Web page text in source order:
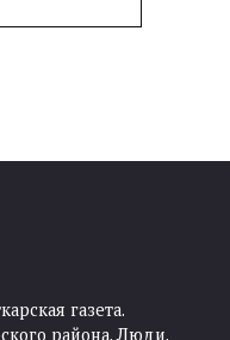
газета.
района. Люди.